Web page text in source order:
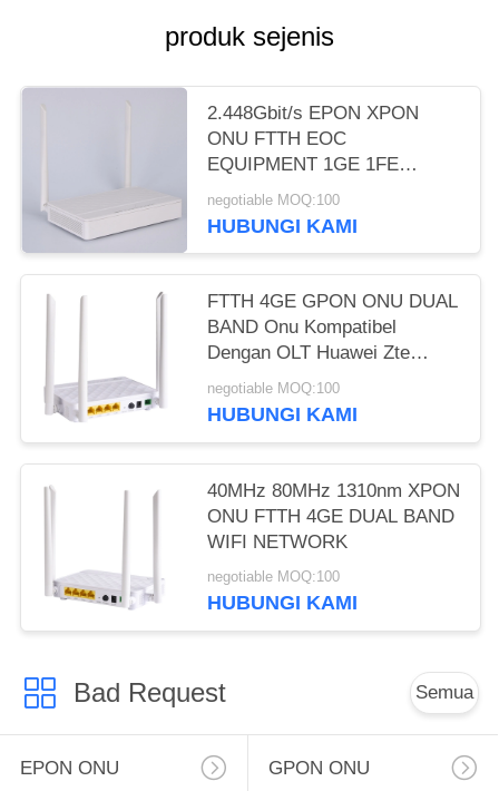
produk sejenis
2.448Gbit/s EPON XPON
ONU FTTH EOC
EQUIPMENT 1GE 1FE
JARINGAN WIFI
negotiable MOQ:100
HUBUNGI KAMI
FTTH 4GE GPON ONU DUAL
BAND Onu Kompatibel
Dengan OLT Huawei Zte
Fiberhome
negotiable MOQ:100
HUBUNGI KAMI
40MHz 80MHz 1310nm XPON
ONU FTTH 4GE DUAL BAND
WIFI NETWORK
negotiable MOQ:100
HUBUNGI KAMI
Bad Request Semua
EPON ONU GPON ONU